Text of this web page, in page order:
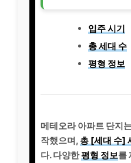
입주 시기
총 세대 수
평형 정보
메테오라 아파트 단지
작했으며, 총 [세대 수]
다. 다양한평형 정보를